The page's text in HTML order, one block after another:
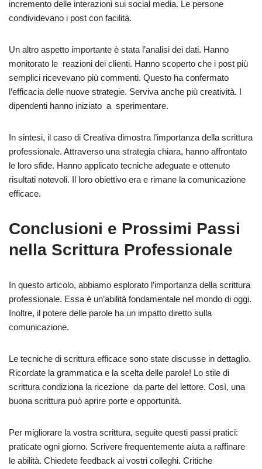
incremento delle interazioni sui social media. Le persone
condividevano i post con facilità.
Un altro aspetto importante è stata l’analisi dei dati. Hanno
monitorato le reazioni dei clienti. Hanno scoperto che i post più
semplici ricevevano più commenti. Questo ha confermato
l’efficacia delle nuove strategie. Serviva anche più creatività. I
dipendenti hanno iniziato a sperimentare.
In sintesi, il caso di Creativa dimostra l’importanza della scrittura
professionale. Attraverso una strategia chiara, hanno affrontato
le loro sfide. Hanno applicato tecniche adeguate e ottenuto
risultati notevoli. Il loro obiettivo era e rimane la comunicazione
efficace.
Conclusioni e Prossimi Passi
nella Scrittura Professionale
In questo articolo, abbiamo esplorato l’importanza della scrittura
professionale. Essa è un’abilità fondamentale nel mondo di oggi.
Inoltre, il potere delle parole ha un impatto diretto sulla
comunicazione.
Le tecniche di scrittura efficace sono state discusse in dettaglio.
Ricordate la grammatica e la scelta delle parole! Lo stile di
scrittura condiziona la ricezione da parte del lettore. Così, una
buona scrittura può aprire porte e opportunità.
Per migliorare la vostra scrittura, seguite questi passi pratici:
praticate ogni giorno. Scrivere frequentemente aiuta a raffinare
le abilità. Chiedete feedback ai vostri colleghi. Critiche